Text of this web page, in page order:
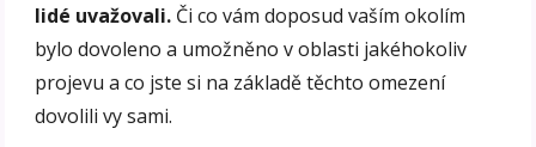
lidé uvažovali. Či co vám doposud vaším okolím
bylo dovoleno a umožněno v oblasti jakéhokoliv
projevu a co jste si na základě těchto omezení
dovolili vy sami.